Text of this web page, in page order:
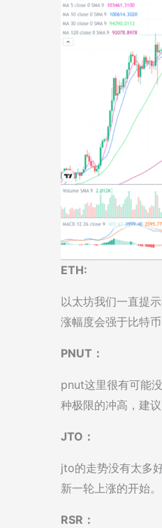
ETH:
以太坊我们一直提
涨幅度会强于比特
PNUT：
pnut这里很有可能
种极限的冲高，建
JTO：
jto的走势没有太多
新一轮上涨的开始。
RSR：